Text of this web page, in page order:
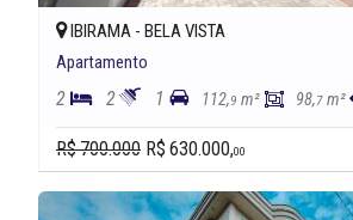
IBIRAMA - BELA VISTA
Apartamento
2 2 1 112,9 m² 98,7 m²
R$ 700.000 R$ 630.000,00